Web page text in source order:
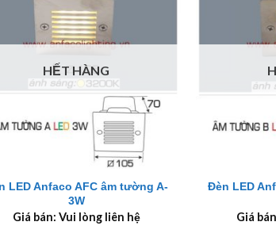
HẾT HÀNG
LED Anfaco AFC âm tường A-
3W
Giá bán: Vui lòng liên hệ
Đèn LED
Giá